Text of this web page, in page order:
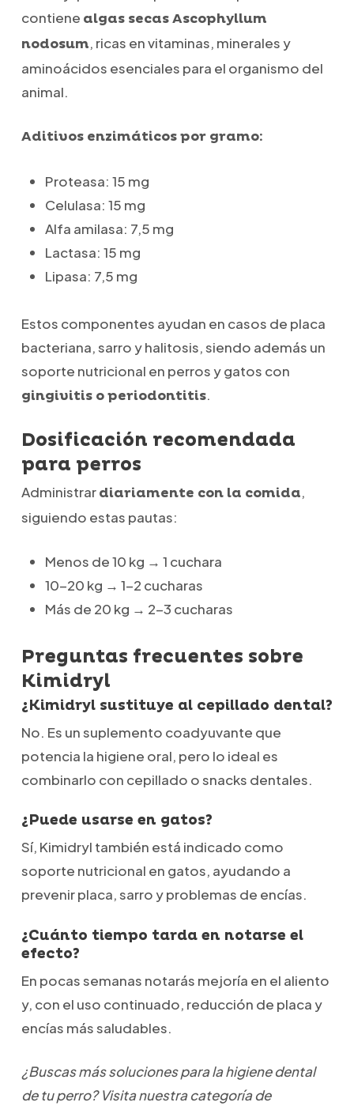
contiene algas secas Ascophyllum
nodosum, ricas en vitaminas, minerales y
aminoácidos esenciales para el organismo del
animal.
Aditivos enzimáticos por gramo:
Proteasa: 15 mg
Celulasa: 15 mg
Alfa amilasa: 7,5 mg
Lactasa: 15 mg
Lipasa: 7,5 mg
Estos componentes ayudan en casos de placa
bacteriana, sarro y halitosis, siendo además un
soporte nutricional en perros y gatos con
gingivitis o periodontitis.
Dosificación recomendada
para perros
Administrardiariamente con la comida,
siguiendo estas pautas:
Menos de 10 kg → 1 cuchara
10-20 kg → 1-2 cucharas
Más de 20 kg → 2-3 cucharas
Preguntas frecuentes sobre
Kimidryl
¿Kimidryl sustituye al cepillado dental?
No. Es un suplemento coadyuvante que
potencia la higiene oral, pero lo ideal es
combinarlo con cepillado o snacks dentales.
¿Puede usarse en gatos?
Sí, Kimidryl también está indicado como
soporte nutricional en gatos, ayudando a
prevenir placa, sarro y problemas de encías.
¿Cuánto tiempo tarda en notarse el
efecto?
En pocas semanas notarás mejoría en el aliento
y, con el uso continuado, reducción de placa y
encías más saludables.
¿Buscas más soluciones para la higiene dental
de tu perro? Visita nuestra categoría de